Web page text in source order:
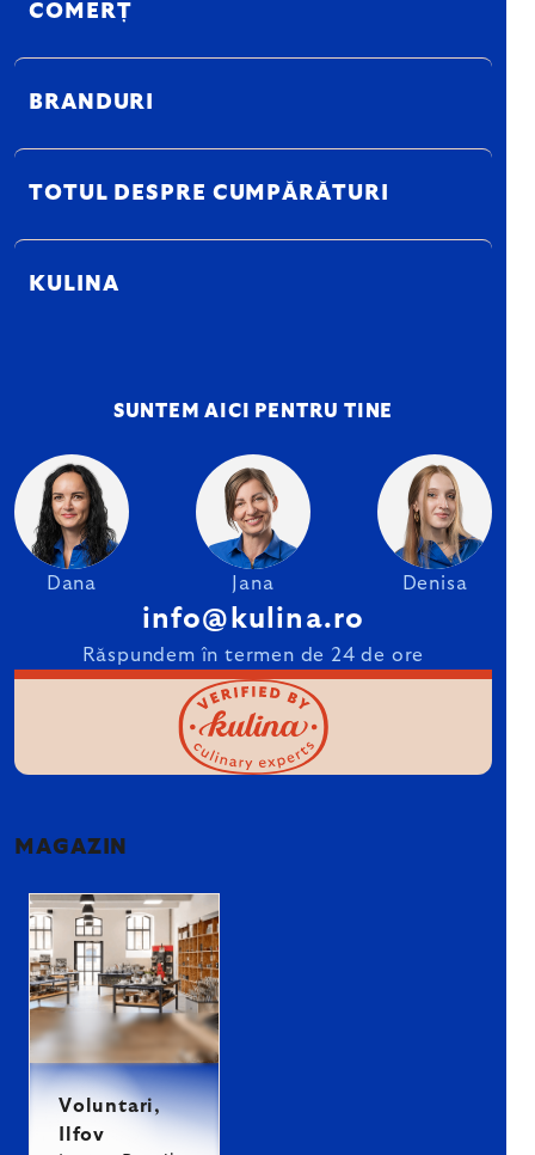
COMERȚ
BRANDURI
TOTUL DESPRE CUMPĂRĂTURI
KULINA
SUNTEM AICI PENTRU TINE
Dana Jana Denisa
info@kulina.ro
Răspundem în termen de 24 de ore
MAGAZIN
Voluntari,
Ilfov